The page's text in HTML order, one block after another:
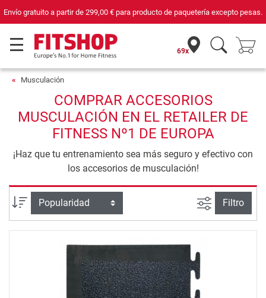
Envío gratuito a partir de 299,00 € para producto de paquetería excepto pesas.
69x
Musculación
COMPRAR ACCESORIOS
MUSCULACIÓN EN EL RETAILER DE
FITNESS Nº1 DE EUROPA
¡Haz que tu entrenamiento sea más seguro y efectivo con
los accesorios de musculación!
Ordenar por Busqueda
Filtro